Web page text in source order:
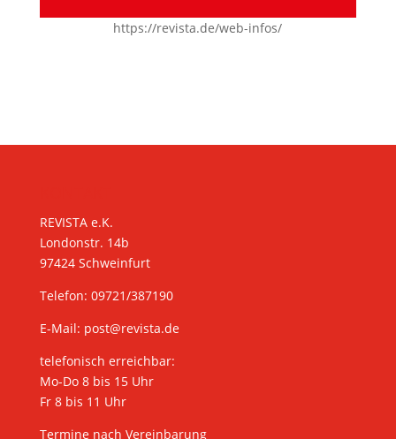
https://revista.de/web-infos/
REVISTA e.K.
Londonstr. 14b
97424 Schweinfurt
Telefon: 09721/387190
E-Mail: post@revista.de
telefonisch erreichbar:
Mo-Do 8 bis 15 Uhr
Fr 8 bis 11 Uhr
Termine nach Vereinbarung